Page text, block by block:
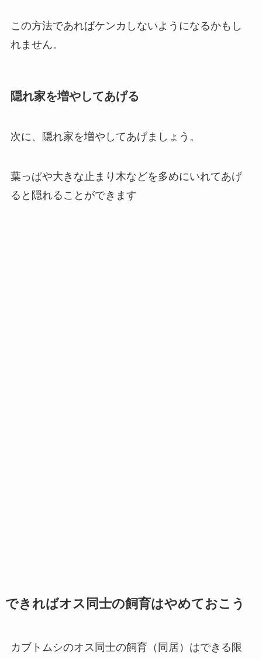
この方法であればケンカしないようになるかもし
れません。
隠れ家を増やしてあげる
次に、隠れ家を増やしてあげましょう。
葉っぱや大きな止まり木などを多めにいれてあげ
ると隠れることができます
できればオス同士の飼育はやめておこう
カブトムシのオス同士の飼育（同居）はできる限